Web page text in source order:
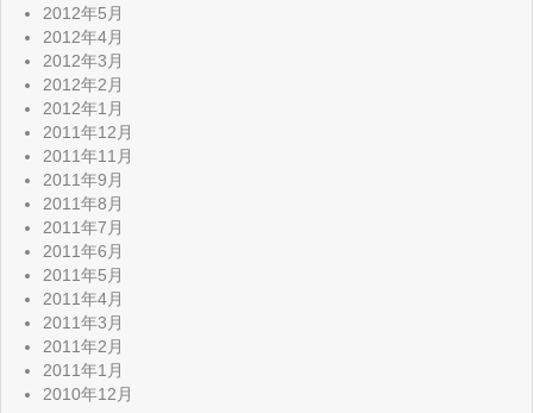
2012年5月
2012年4月
2012年3月
2012年2月
2012年1月
2011年12月
2011年11月
2011年9月
2011年8月
2011年7月
2011年6月
2011年5月
2011年4月
2011年3月
2011年2月
2011年1月
2010年12月